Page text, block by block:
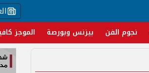
نجوم الفن بيزنس وبورصة الموجز